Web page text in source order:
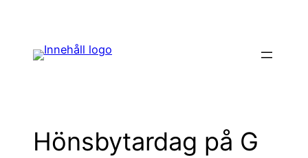
innehåll
Hönsbytardag på G